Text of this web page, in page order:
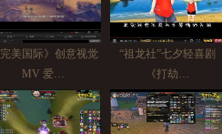
美国际》创意视觉
MV 爱…
“祖龙社”七夕轻喜剧
《打劫…